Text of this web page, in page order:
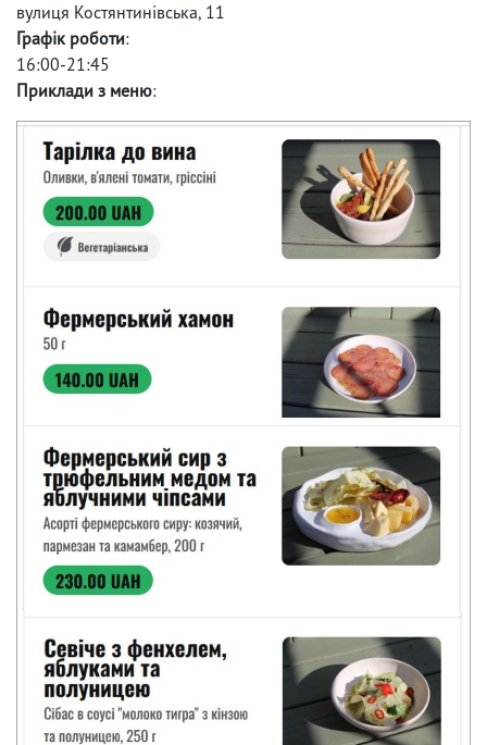
вулиця Костянтинівська, 11
Графік роботи:
16:00-21:45
Приклади з меню: